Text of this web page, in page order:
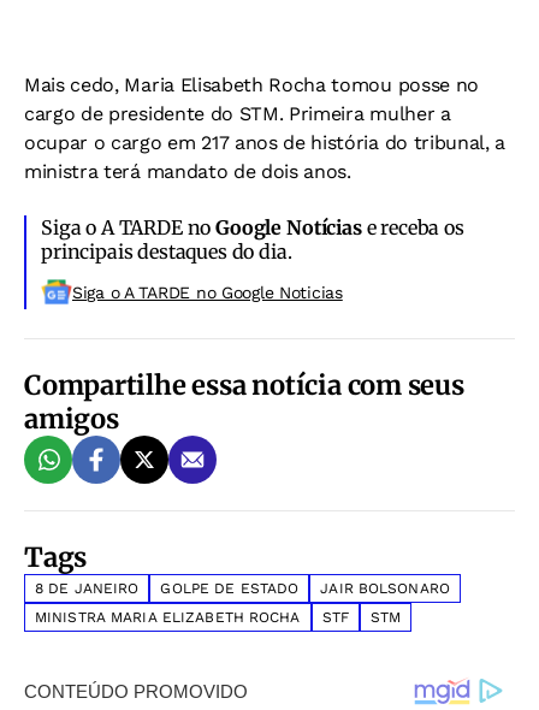
Mais cedo, Maria Elisabeth Rocha tomou posse no
cargo de presidente do STM. Primeira mulher a
ocupar o cargo em 217 anos de história do tribunal, a
ministra terá mandato de dois anos.
Siga o A TARDE noGoogle Notíciase receba os
principais destaques do dia.
Siga o A TARDE no Google Noticias
Compartilhe essa notícia com seus
amigos
Tags
8 DE JANEIRO GOLPE DE ESTADO
JAIR BOLSONARO
MINISTRA MARIA ELIZABETH ROCHA
STF STM